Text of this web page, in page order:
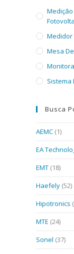
Medidor
Mesa
Sistema
Busca
AEMC (1)
EA
EMT (18)
Haefely (52)
Hipotronics
MTE (24)
Sonel (37)